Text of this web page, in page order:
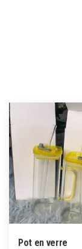
Pot en verre